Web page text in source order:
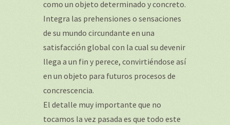
como un objeto determinado y concreto.
Integra las prehensiones o sensaciones
de su mundo circundante en una
satisfacción global con la cual su devenir
llega a un fin y perece, convirtiéndose así
en un objeto para futuros procesos de
concrescencia.
El detalle muy importante que no
tocamos la vez pasada es que todo este